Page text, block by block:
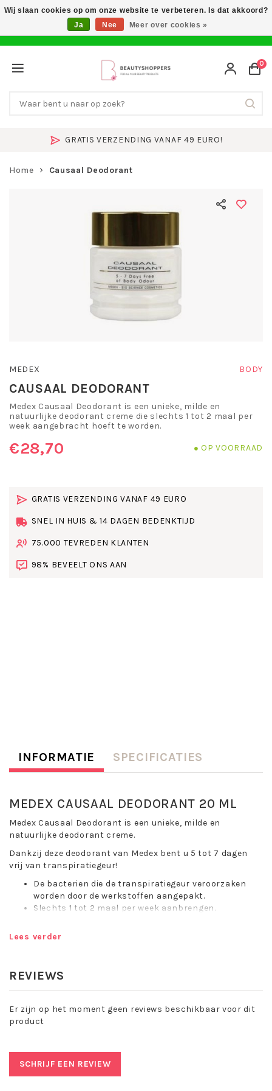
GRATIS VERZENDING VANAF 49 EURO!
0
Home Causaal Deodorant
MEDEX BODY
CAUSAAL DEODORANT
Medex Causaal Deodorant is een unieke, milde en
natuurlijke deodorant creme die slechts 1 tot 2 maal per
week aangebracht hoeft te worden.
€28,70 OP VOORRAAD
GRATIS VERZENDING VANAF 49 EURO
SNEL IN HUIS & 14 DAGEN BEDENKTIJD
75.000 TEVREDEN KLANTEN
98% BEVEELT ONS AAN
INFORMATIE SPECIFICATIES
MEDEX CAUSAAL DEODORANT 20 ML
Medex Causaal Deodorant is een unieke, milde en
natuurlijke deodorant creme.
Dankzij deze deodorant van Medex bent u 5 tot 7 dagen
vrij van transpiratiegeur!
De bacterien die de transpiratiegeur veroorzaken
worden door de werkstoffen aangepakt.
Slechts 1 tot 2 maal per week aanbrengen.
Sluit de porien niet af.
Kenmerken en Toepassing Medex
Causaal Deodorant is eenvoudig in gebruik. U stopt
wellicht iets vaker aan te brengen, om zodoende een
Lees verder
REVIEWS
Er zijn op het moment geen reviews beschikbaar voor dit
product
SCHRIJF EEN REVIEW
Wij slaan cookies op om onze website te verbeteren. Is dat akkoord?
Ja
Nee Meer over cookies »